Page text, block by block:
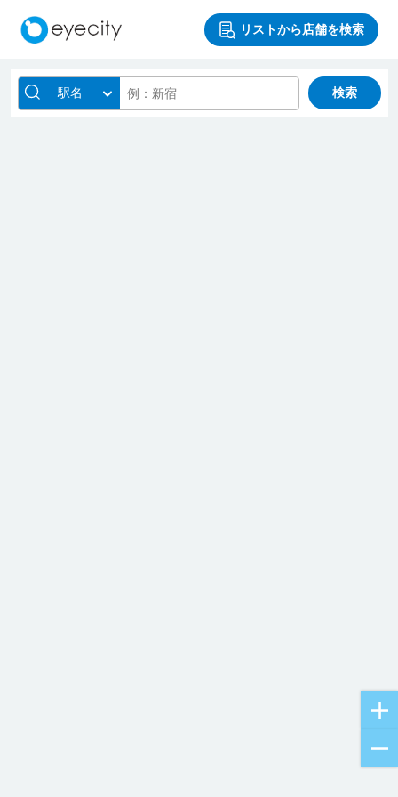
リストから店舗を検索
駅名 検索